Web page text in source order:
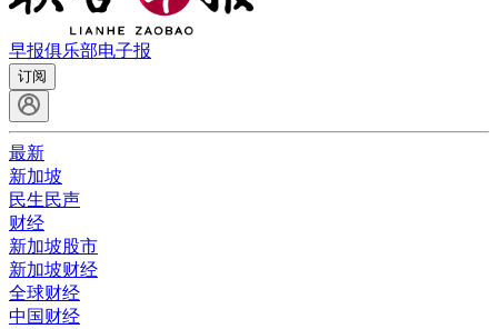
早报俱乐部电子报
订阅
最新
新加坡
民生民声
财经
新加坡股市
新加坡财经
全球财经
中国财经